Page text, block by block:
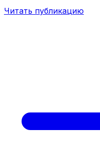
Читать публикацию